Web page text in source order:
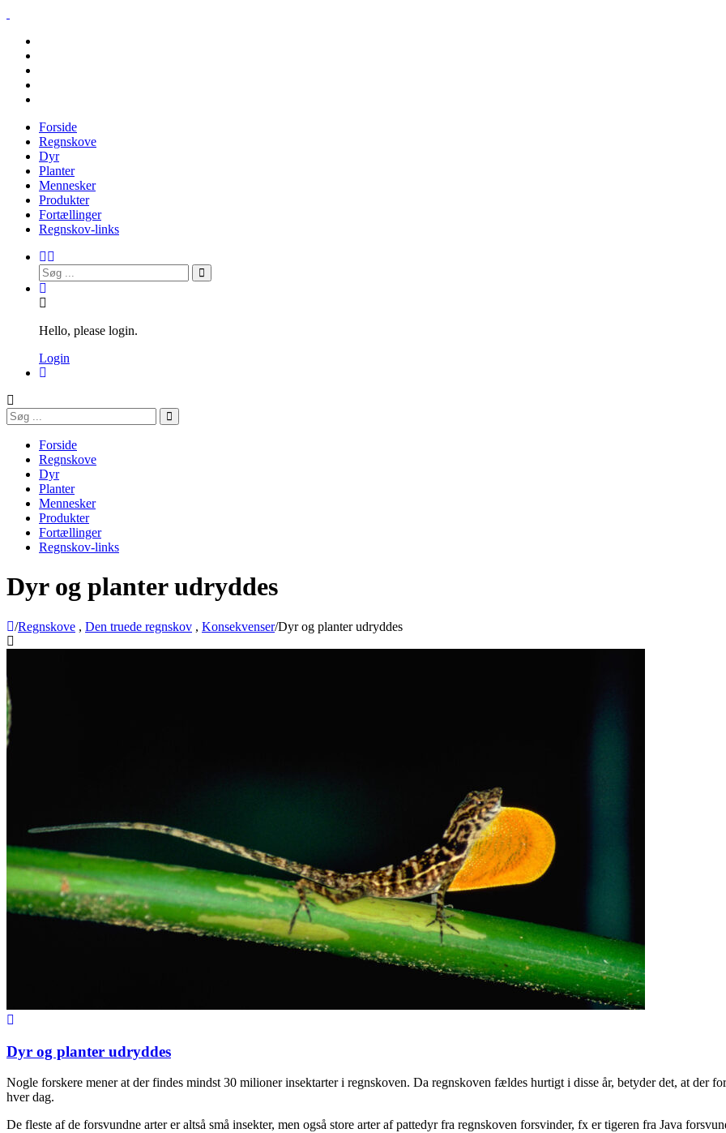
Forside
Regnskove
Dyr
Planter
Mennesker
Produkter
Fortællinger
Regnskov-links
Hello, please login.
Login
Forside
Regnskove
Dyr
Planter
Mennesker
Produkter
Fortællinger
Regnskov-links
Dyr og planter udryddes
/Regnskove , Den truede regnskov , Konsekvenser/Dyr og planter udryddes
Dyr og planter udryddes
Nogle forskere mener at der findes mindst 30 milioner insektarter i regnskoven. Da regnskoven fældes hurtigt i disse år, betyder det, at der
hver dag.
De fleste af de forsvundne arter er altså små insekter, men også store arter af pattedyr fra regnskoven forsvinder, fx er tigeren fra Java